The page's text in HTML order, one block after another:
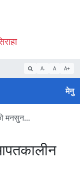
A- A A+
मेनु
मनसुन...